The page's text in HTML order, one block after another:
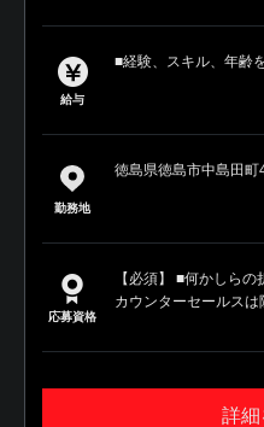
給与
■経験、スキル、年齢
勤務地
徳島県徳島市中島田町
応募資格
【必須】 ■何かしら
カウンターセールスは
詳細